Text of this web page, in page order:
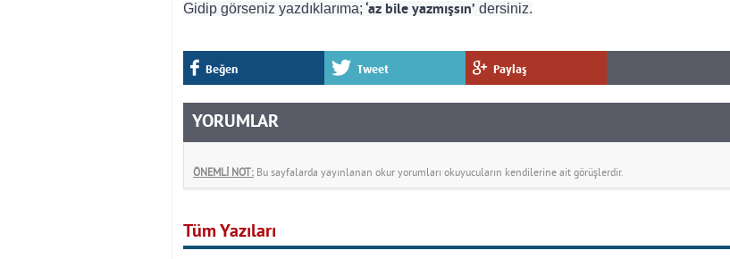
Gidip görseniz yazdıklarıma; ‘az bile yazmışsın’ dersiniz.
Beğen Tweet Paylaş
YORUMLAR
ÖNEMLİ NOT: Bu sayfalarda yayınlanan okur yorumları okuyucuların kendilerine ait görüşlerdir.
Tüm Yazıları